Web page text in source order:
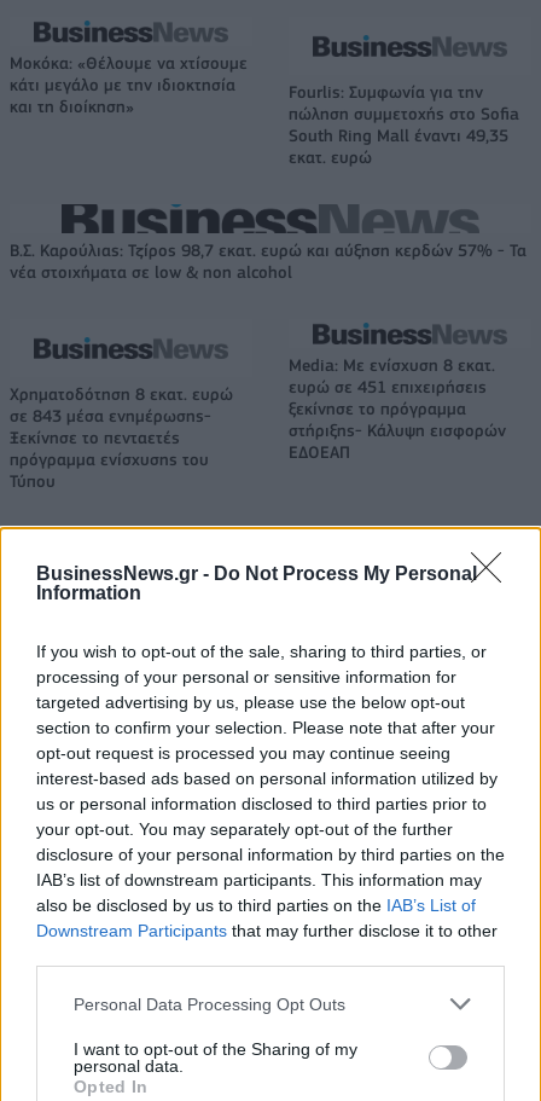
BusinessNews.gr - Do Not Process My Personal
Information
If you wish to opt-out of the sale, sharing to third parties, or
processing of your personal or sensitive information for
targeted advertising by us, please use the below opt-out
section to confirm your selection. Please note that after your
opt-out request is processed you may continue seeing
interest-based ads based on personal information utilized by
us or personal information disclosed to third parties prior to
your opt-out. You may separately opt-out of the further
disclosure of your personal information by third parties on the
IAB’s list of downstream participants. This information may
also be disclosed by us to third parties on the IAB’s List of
Downstream Participants that may further disclose it to other
Personal Data Processing Opt Outs
I want to opt-out of the Sharing of my
personal data.
Opted In
Μοκόκα: «Θέλουμε να χτίσουμε
κάτι μεγάλο με την ιδιοκτησία
και τη διοίκηση»
Fourlis: Συμφωνία για την
πώληση συμμετοχής στο Sofia
South Ring Mall έναντι 49,35
εκατ. ευρώ
Β.Σ. Καρούλιας: Τζίρος 98,7 εκατ. ευρώ και αύξηση κερδών 57% - Τα
νέα στοιχήματα σε low & non alcohol
Χρηματοδότηση 8 εκατ. ευρώ
σε 843 μέσα ενημέρωσης-
Ξεκίνησε το πενταετές
πρόγραμμα ενίσχυσης του
Τύπου
Media: Με ενίσχυση 8 εκατ.
ευρώ σε 451 επιχειρήσεις
ξεκίνησε το πρόγραμμα
στήριξης- Κάλυψη εισφορών
ΕΔΟΕΑΠ
IAB Hellas: Νέα Διοικούσα Επιτροπή και νέο Διοικητικό Συμβούλιο -
Πρόεδρος ο Γαληνός Γιαγλής
Η Toyota φέρνει νέα γενιά
μπαταριών για τα υβριδικά της
Σε κινεζική… πολιορκία η
ευρωπαϊκή
αυτοκινητοβιομηχανία
Νέο Audi A2 e-tron με στόχο την κορυφή της αποδοτικότητας
Δόξα Λευκάδας: Έβδομη
μεταγραφή ο Τζος Σάρμα (vid)
ακαδημίες να εξελίσσονται οι
παίκτες»
ΕΛΣΤΑΤ: Στο 3,4% υποχώρησε ο πληθωρισμός τον Ιούλιο